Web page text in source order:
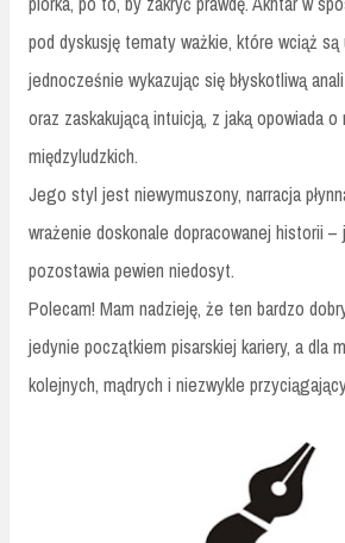
pod dyskusję tematy ważkie, które wciąż są
jednocześnie wykazując się błyskotliwą
oraz zaskakującą intuicją, z jaką opowiada o
międzyludzkich.
Jego styl jest niewymuszony, narracja
wrażenie doskonale dopracowanej historii
pozostawia pewien niedosyt.
Polecam! Mam nadzieję, że ten bardzo
jedynie początkiem pisarskiej kariery, a dla
kolejnych, mądrych i niezwykle